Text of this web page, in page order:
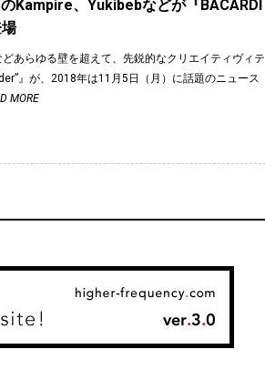
Kampire、Yukibebなどが『BACARDÍ
あらゆる壁を超えて、先鋭的なクリエイティヴィテ
』が、2018年は11月5日（月）に話題のニュース
MORE